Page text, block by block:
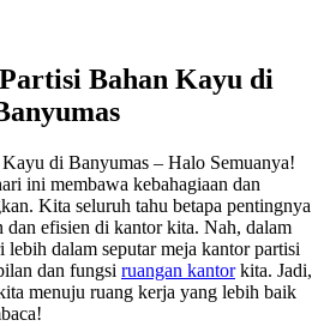
Bahan Kayu di
di Banyumas – Halo Semuanya!
ini membawa kebahagiaan dan
Kita seluruh tahu betapa pentingnya
dan efisien di kantor kita. Nah, dalam
dalam seputar meja kantor partisi
dan fungsi ruangan kantorkita. Jadi,
menuju ruang kerja yang lebih baik